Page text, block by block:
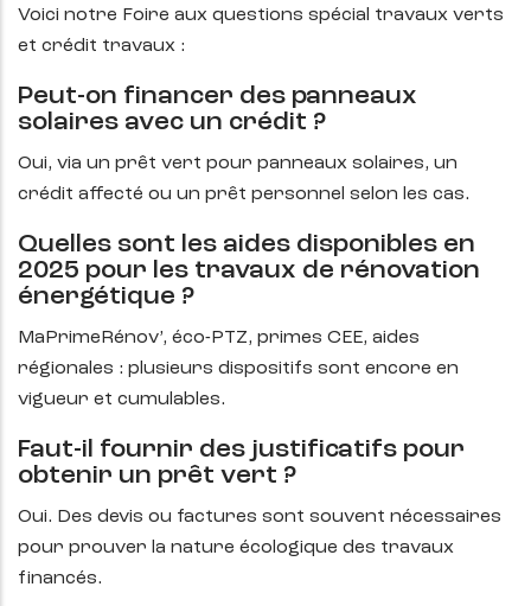
Voici notre Foire aux questions spécial travaux verts
et crédit travaux :
Peut-on financer des panneaux
solaires avec un crédit ?
Oui, via un prêt vert pour panneaux solaires, un
crédit affecté ou un prêt personnel selon les cas.
Quelles sont les aides disponibles en
2025 pour les travaux de rénovation
énergétique ?
MaPrimeRénov’, éco-PTZ, primes CEE, aides
régionales : plusieurs dispositifs sont encore en
vigueur et cumulables.
Faut-il fournir des justificatifs pour
obtenir un prêt vert ?
Oui. Des devis ou factures sont souvent nécessaires
pour prouver la nature écologique des travaux
financés.